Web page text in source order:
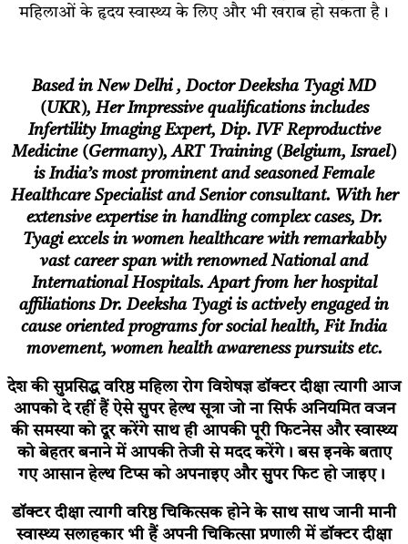
महिलाओं के हृदय स्वास्थ्य के लिए और भी खराब हो सकता है।
Based in New Delhi , Doctor Deeksha Tyagi MD
(UKR), Her Impressive qualifications includes
Infertility Imaging Expert, Dip. IVF Reproductive
Medicine (Germany), ART Training (Belgium, Israel)
is India’s most prominent and seasoned Female
Healthcare Specialist and Senior consultant. With her
extensive expertise in handling complex cases, Dr.
Tyagi excels in women healthcare with remarkably
vast career span with renowned National and
International Hospitals. Apart from her hospital
affiliations Dr. Deeksha Tyagi is actively engaged in
cause oriented programs for social health, Fit India
movement, women health awareness pursuits etc.
देश की सुप्रसिद्ध वरिष्ठ महिला रोग विशेषज्ञ डॉक्टर दीक्षा त्यागी आज
आपको दे रहीं हैं ऐसे सुपर हेल्थ सूत्रा जो ना सिर्फ अनियमित वजन
की समस्या को दूर करेंगे साथ ही आपकी पूरी फिटनेस और स्वास्थ्य
को बेहतर बनाने में आपकी तेजी से मदद करेंगे। बस इनके बताए
गए आसान हेल्थ टिप्स को अपनाइए और सुपर फिट हो जाइए।
डॉक्टर दीक्षा त्यागीवरिष्ठ चिकित्सक होने के साथ साथ जानी मानी
स्वास्थ्य सलाहकार भी हैं अपनी चिकित्सा प्रणाली में डॉक्टर दीक्षा